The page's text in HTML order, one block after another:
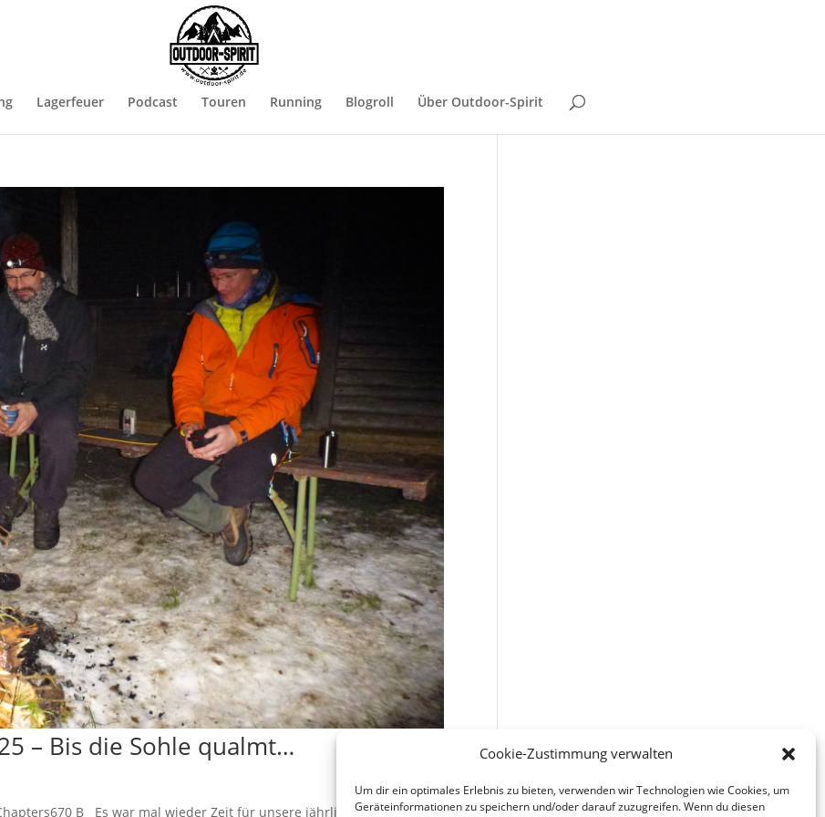
Cookie-Zustimmung verwalten
Um dir ein optimales Erlebnis zu bieten, verwenden wir Technologien wie Cookies, um
Geräteinformationen zu speichern und/oder darauf zuzugreifen. Wenn du diesen
Lagerfeuer Podcast Touren Running Blogroll Über Outdoor-Spirit
– Bis die Sohle qualmt…
B Es war mal wieder Zeit für unsere jährliche